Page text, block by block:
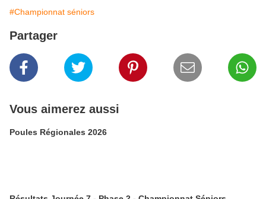
#Championnat séniors
Partager
Vous aimerez aussi
Poules Régionales 2026